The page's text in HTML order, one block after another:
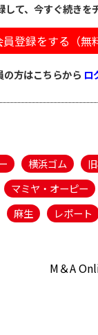
して、今すぐ続きを
員登録をする（無
の方はこちらから ロ
横浜ゴム
マミヤ・オーピー
麻生
レポート
M＆A